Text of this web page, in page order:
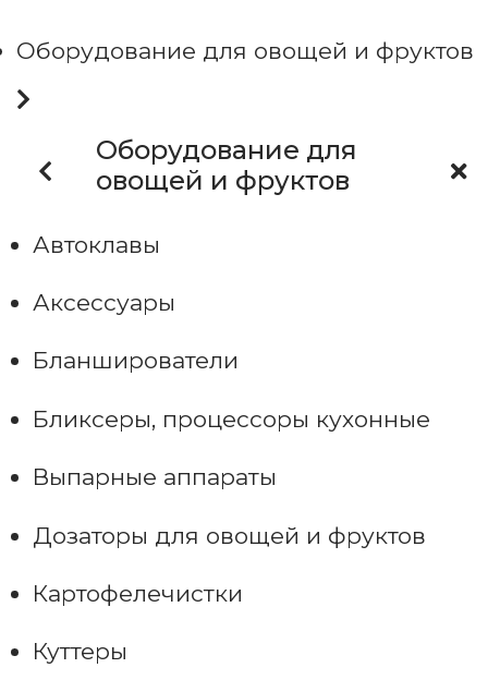
Оборудование для овощей и фруктов
Оборудование для
овощей и фруктов
Автоклавы
Аксессуары
Бланширователи
Бликсеры, процессоры кухонные
Выпарные аппараты
Дозаторы для овощей и фруктов
Картофелечистки
Куттеры